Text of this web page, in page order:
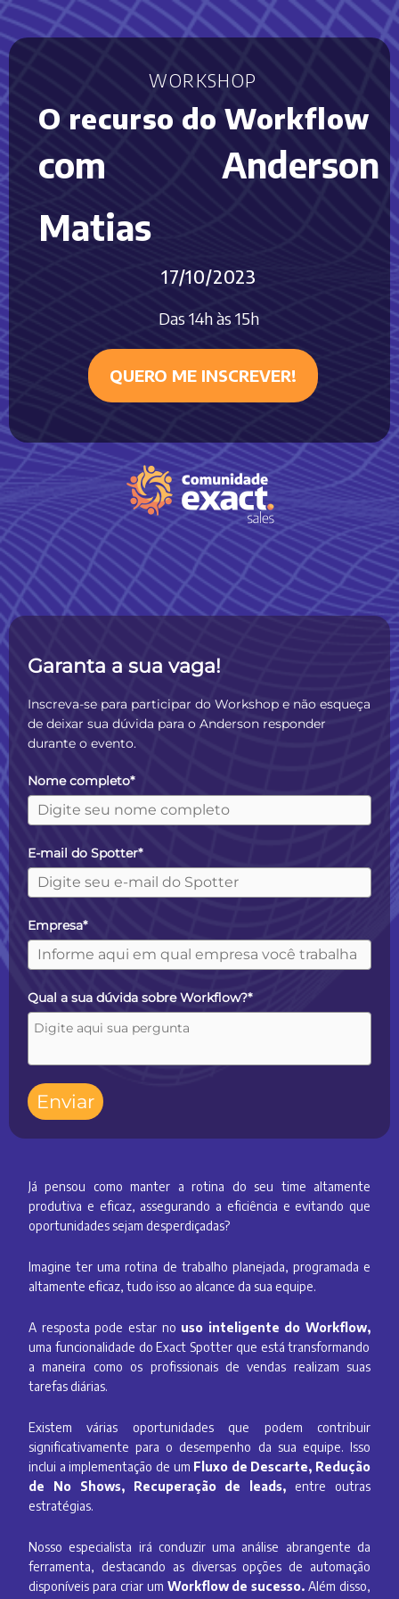
WORKSHOP
O recurso do Workflow
com Anderson
Matias
17/10/2023
Das 14h às 15h
QUERO ME INSCREVER!
Garanta a sua vaga!
Inscreva-se para participar do Workshop e não esqueça
de deixar sua dúvida para o Anderson responder
durante o evento.
Nome completo*
E-mail do Spotter*
Empresa*
Qual a sua dúvida sobre Workflow?*
Enviar
Já pensou como manter a rotina do seu time altamente
produtiva e eficaz, assegurando a eficiência e evitando que
oportunidades sejam desperdiçadas?
Imagine ter uma rotina de trabalho planejada, programada e
altamente eficaz, tudo isso ao alcance da sua equipe.
A resposta pode estar no uso inteligente do Workflow,
uma funcionalidade do Exact Spotter que está transformando
a maneira como os profissionais de vendas realizam suas
tarefas diárias.
Existem várias oportunidades que podem contribuir
significativamente para o desempenho da sua equipe. Isso
inclui a implementação de um Fluxo de Descarte, Redução
de No Shows, Recuperação de leads, entre outras
estratégias.
Nosso especialista irá conduzir uma análise abrangente da
ferramenta, destacando as diversas opções de automação
disponíveis para criar um Workflow de sucesso.Além disso,